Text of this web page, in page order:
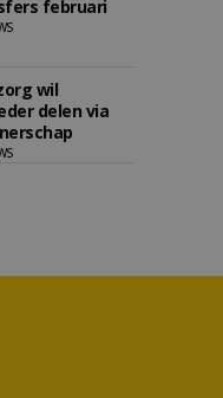
februari
wil
delen via